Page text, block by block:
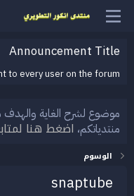
Announcement Title
to every user on the forum.
موضوع لشرح الغاية والهدف
منتدياتكم، اضغط هنا
الوسوم
snaptube